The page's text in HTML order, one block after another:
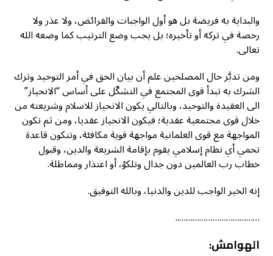
والبداية به فريضة بل هو أول الواجبات والفرائض، ولا عذر ولا
رخصة في تركه أو تأخيره؛ بل يجب وضع الترتيب كما وضعه الله
تعالى.
ومن تدبَّر حال المصلحين علم أن بيان الحق في أمر التوحيد وترك
الشرك به تبدأ قوى المجتمع في التشكّل على أساس “الانحياز”
الى العقيدة والتوحيد، وبالتالي يكون الانحياز للاسلام وشريعته من
خلال قوى مجتمعية عقدية؛ فيكون الانحياز عقديا، ومن ثم تكون
المواجهة مع قوى العلمانية مواجهة قوية مكافئة، وتتكون قاعدة
تحمي أي نظام إسلامي يقوم بإقامة الشريعة والدين، وقبول
خطاب رب العالمين دون جدال وتلكؤ، أو اعتذار ومماطلة.
إنه الخير الواجب للدين والدنيا، وبالله التوفيق.
………………………………..
الهوامش: